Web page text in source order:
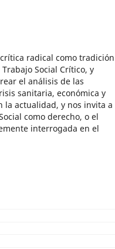
radical como tradición
Social Crítico, y
el análisis de las
sanitaria, económica y
la actualidad, y nos invita a
como derecho, o el
interrogada en el